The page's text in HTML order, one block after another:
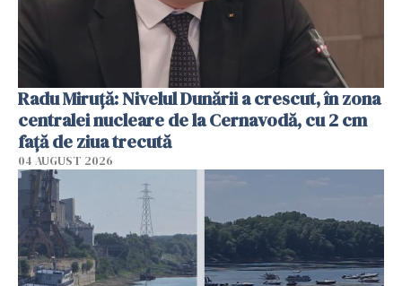
Radu Miruţă: Nivelul Dunării a crescut, în zona
centralei nucleare de la Cernavodă, cu 2 cm
faţă de ziua trecută
04 AUGUST 2026